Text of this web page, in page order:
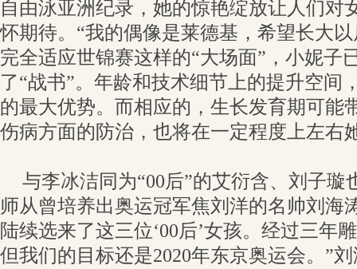
自由泳亚洲纪录，她的惊艳绽放让人们对
怀期待。“我的偶像是莱德基，希望长大
完全适应世锦赛这样的“大场面”，小妮子
了“战书”。年龄和技术细节上的提升空间
的最大优势。而相应的，生长发育期可能
伤病方面的防治，也将在一定程度上左右
与李冰洁同为“00后”的艾衍含、刘子璇
师从曾培养出奥运冠军焦刘洋的名帅刘海
陆续选来了这三位‘00后’女孩。经过三年
但我们的目标还是2020年东京奥运会。”